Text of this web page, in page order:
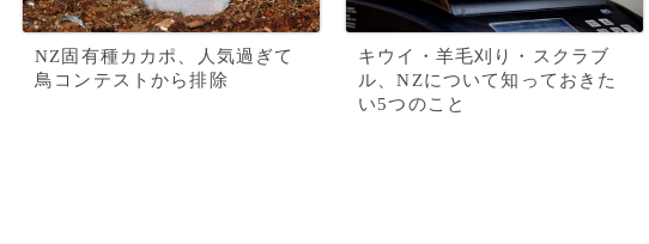
NZ固有種カカポ、人気過ぎて
鳥コンテストから排除
キウイ・羊毛刈り・スクラブ
ル、NZについて知っておきた
い5つのこと